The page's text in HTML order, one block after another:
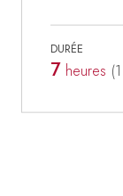
DURÉE
7 heures (1